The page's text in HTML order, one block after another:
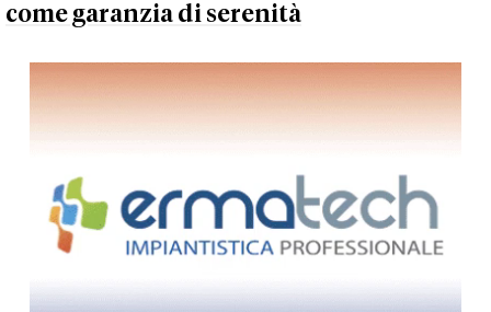
come garanzia di serenità